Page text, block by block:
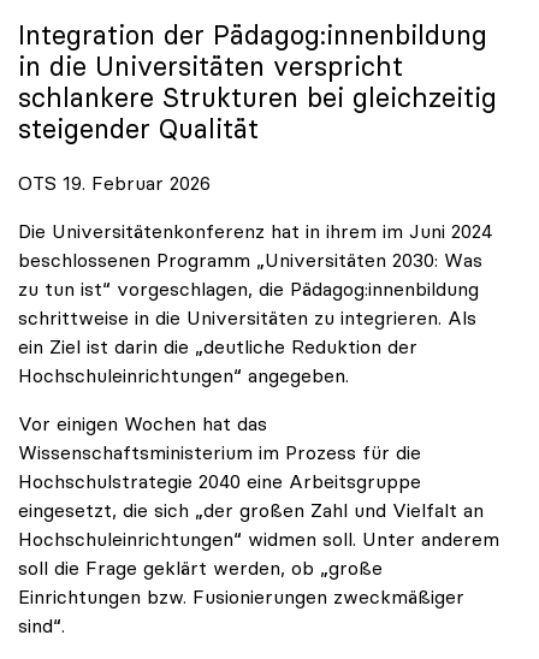
Integration der Pädagog:innenbildung
in die Universitäten verspricht
schlankere Strukturen bei gleichzeitig
steigender Qualität
OTS 19. Februar 2026
Die Universitätenkonferenz hat in ihrem im Juni 2024
beschlossenen Programm „Universitäten 2030: Was
zu tun ist“ vorgeschlagen, die Pädagog:innenbildung
schrittweise in die Universitäten zu integrieren. Als
ein Ziel ist darin die „deutliche Reduktion der
Hochschuleinrichtungen“ angegeben.
Vor einigen Wochen hat das
Wissenschaftsministerium im Prozess für die
Hochschulstrategie 2040 eine Arbeitsgruppe
eingesetzt, die sich „der großen Zahl und Vielfalt an
Hochschuleinrichtungen“ widmen soll. Unter anderem
soll die Frage geklärt werden, ob „große
Einrichtungen bzw. Fusionierungen zweckmäßiger
sind“.